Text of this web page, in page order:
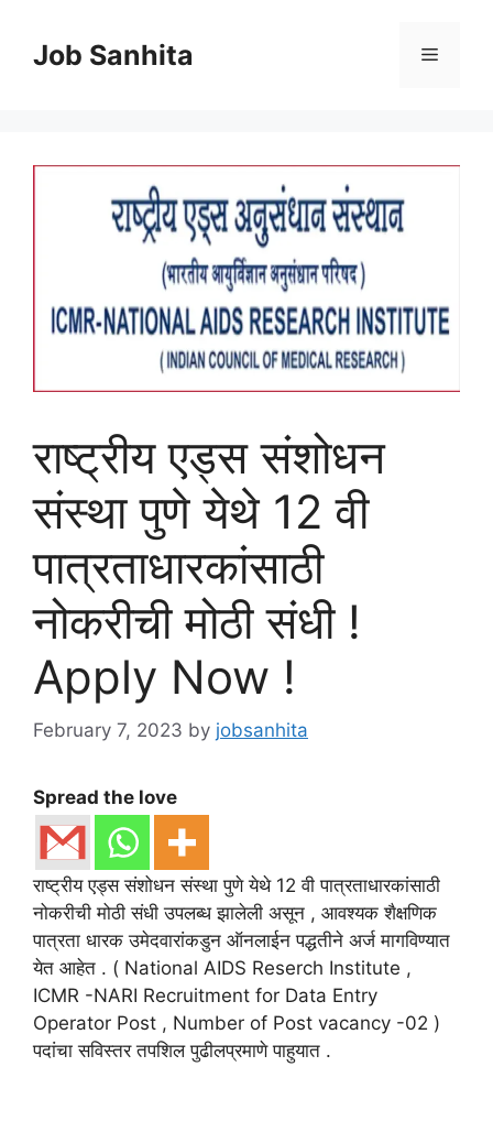
contentJob Sanhita Menu
राष्ट्रीय एड्स संशोधन
संस्था पुणे येथे 12 वी
पात्रताधारकांसाठी
नोकरीची मोठी संधी !
Apply Now !
February 7, 2023 by jobsanhita
Spread the love
राष्ट्रीय एड्स संशोधन संस्था पुणे येथे 12 वी पात्रताधारकांसाठी
नोकरीची मोठी संधी उपलब्ध झालेली असून , आवश्यक शैक्षणिक
पात्रता धारक उमेदवारांकडुन ऑनलाईन पद्धतीने अर्ज मागविण्यात
येत आहेत . ( National AIDS Reserch Institute ,
ICMR -NARI Recruitment for Data Entry
Operator Post , Number of Post vacancy -02 )
पदांचा सविस्तर तपशिल पुढीलप्रमाणे पाहुयात .